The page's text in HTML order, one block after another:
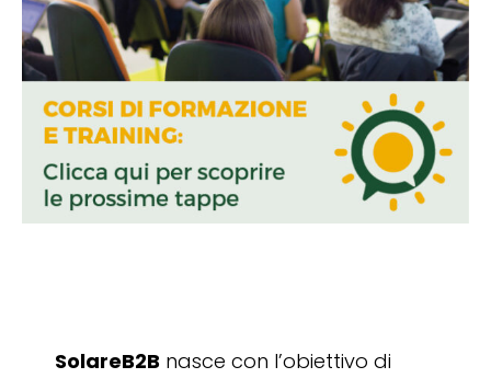
SolareB2B nasce con l’obiettivo di